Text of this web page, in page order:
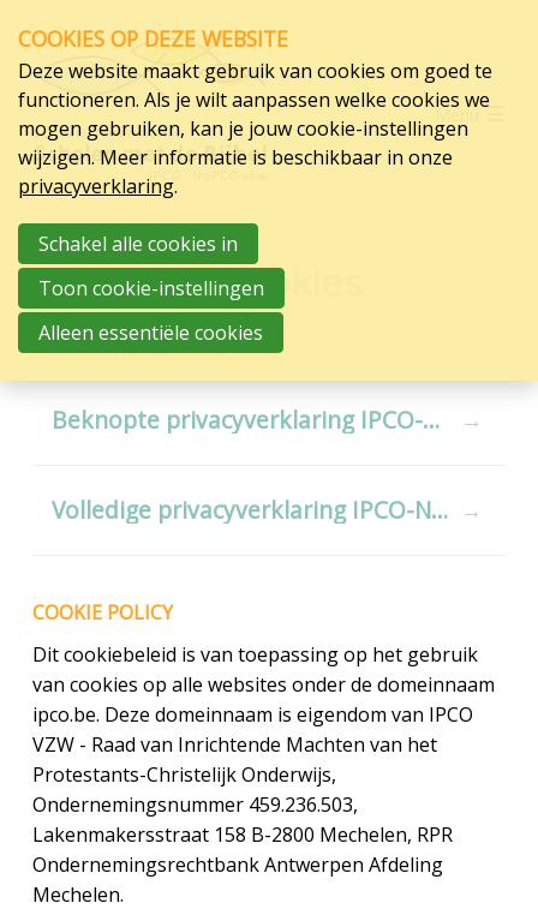
links
Jump
to
navigation
Jump
main
content
Menu
Privacy & cookies
PRIVACYVERKLARING
Beknopte privacyverklaring IPCO-NaPCO
Volledige privacyverklaring IPCO-NaPCO
COOKIE POLICY
Dit cookiebeleid is van toepassing op het gebruik
van cookies op alle websites onder de domeinnaam
ipco.be. Deze domeinnaam is eigendom van IPCO
VZW - Raad van Inrichtende Machten van het
Protestants-Christelijk Onderwijs,
Ondernemingsnummer 459.236.503,
Lakenmakersstraat 158 B-2800 Mechelen, RPR
Ondernemingsrechtbank Antwerpen Afdeling
Mechelen.
Scholen
Organisatie
Pedagogisch project
Bestuursorgaan
Nascholing en begeleiding
Overleg Kleine
Onderwijsverstrekkers
Katholiek Onderwijs Vlaanderen
Partners
Klokkenluidersregeling
Vacatures
COOKIES OP DEZE WEBSITE
Deze website maakt gebruik van cookies om goed te
functioneren. Als je wilt aanpassen welke cookies we
mogen gebruiken, kan je jouw cookie-instellingen
wijzigen. Meer informatie is beschikbaar in onze
privacyverklaring.
Schakel alle cookies in
Toon cookie-instellingen
Alleen essentiële cookies